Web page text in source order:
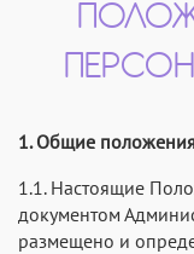
1. Общие
1.1. Настоящие
документом
размещено и